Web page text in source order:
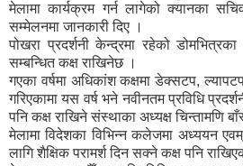
मेलामा कार्यक्रम गर्न लागेको क्यानका
सम्मेलनमा जानकारी दिए ।
पोखरा प्रदर्शनी केन्द्रमा रहेको
सम्बन्धित कक्ष राखिनेछ ।
गएका वर्षमा अधिकांश कक्षमा डेक्सटप,
गरिएकामा यस वर्ष भने नवीनतम प्रविधि
पनि कक्ष राखिने संस्थाका अध्यक्ष चिन्तामणि
मेलामा विदेशका विभिन्न कलेजमा अध्ययन एवम्
लागि शैक्षिक परामर्श दिन सक्ने कक्ष पनि